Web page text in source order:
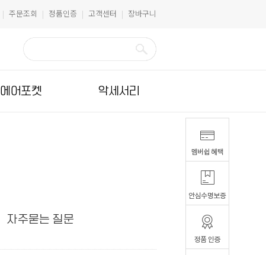
| 주문조회 | 정품인증 | 고객센터 | 장바구니
에어포켓 악세서리
자주묻는 질문